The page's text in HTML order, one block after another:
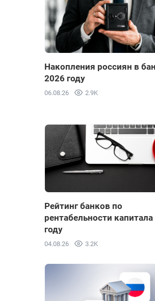
Накопления россиян в
2026 году
06.08.26 2.9K
Рейтинг банков по
рентабельности
году
04.08.26 3.2K